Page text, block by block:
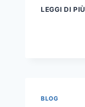
LEGGI DI PIÙ
BLOG